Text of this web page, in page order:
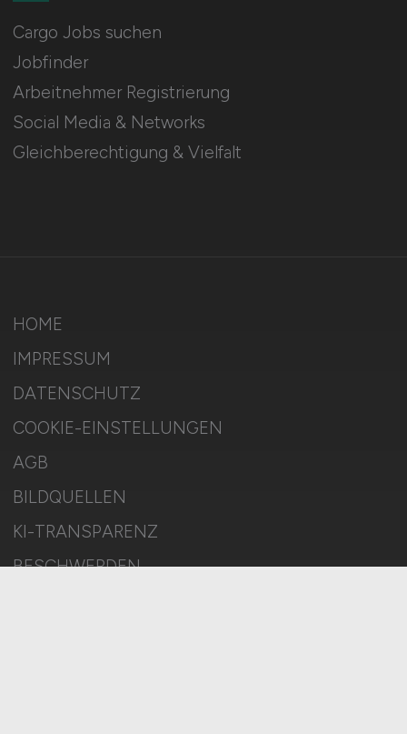
Cargo Jobs suchen
Jobfinder
Arbeitnehmer Registrierung
Social Media & Networks
Gleichberechtigung & Vielfalt
HOME
IMPRESSUM
DATENSCHUTZ
COOKIE-EINSTELLUNGEN
AGB
BILDQUELLEN
KI-TRANSPARENZ
BESCHWERDEN